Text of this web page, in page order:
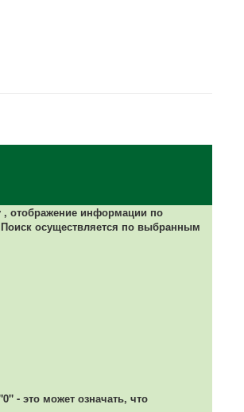
, отображение информации по
осуществляется по выбранным
- это может означать, что